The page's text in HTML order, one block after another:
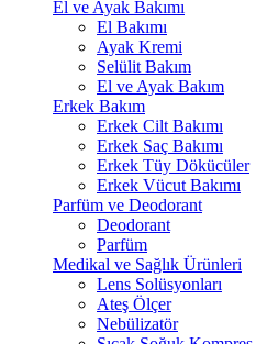
El ve Ayak Bakımı
El Bakımı
Ayak Kremi
Selülit Bakım
El ve Ayak Bakım
Erkek Bakım
Erkek Cilt Bakımı
Erkek Saç Bakımı
Erkek Tüy Dökücüler
Erkek Vücut Bakımı
Parfüm ve Deodorant
Deodorant
Parfüm
Medikal ve Sağlık Ürünleri
Lens Solüsyonları
Ateş Ölçer
Nebülizatör